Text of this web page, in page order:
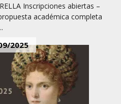
Inscripciones abiertas –
académica completa
2025